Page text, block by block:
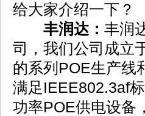
给大家介绍一下？
丰润达： 丰润
司，我们公司成立
的系列POE生产线
满足IEEE802.3af
功率POE供电设备